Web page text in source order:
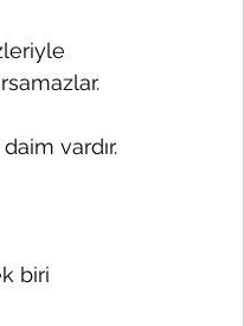
vardır.
biri